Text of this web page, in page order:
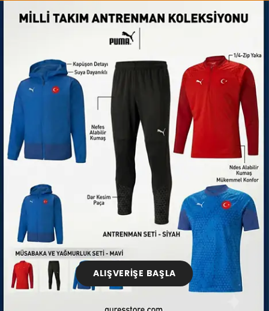
ALIŞVERİŞE BAŞLA